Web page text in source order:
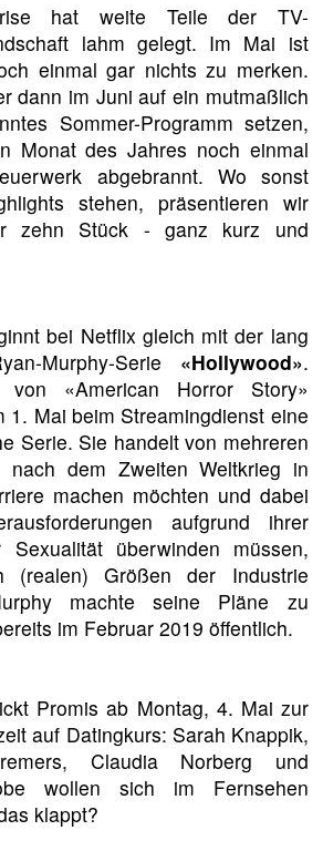
hat weite Teile der TV-
lahm gelegt. Im Mai ist
einmal gar nichts zu merken.
dann im Juni auf ein mutmaßlich
Sommer-Programm setzen,
Monat des Jahres noch einmal
abgebrannt. Wo sonst
stehen, präsentieren wir
zehn Stück - ganz kurz und
bei Netflix gleich mit der lang
Murphy-Serie «Hollywood».
von «American Horror Story»
1. Mai beim Streamingdienst eine
Serie. Sie handelt von mehreren
nach dem Zweiten Weltkrieg in
machen möchten und dabei
aufgrund ihrer
Sexualität überwinden müssen,
(realen) Größen der Industrie
machte seine Pläne zu
im Februar 2019 öffentlich.
Promis ab Montag, 4. Mai zur
auf Datingkurs: Sarah Knappik,
Claudia Norberg und
wollen sich im Fernsehen
klappt?